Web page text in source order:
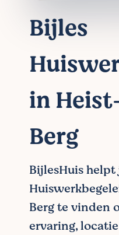
Bijles
in
Berg
BijlesHuis
Berg te vinden
ervaring,